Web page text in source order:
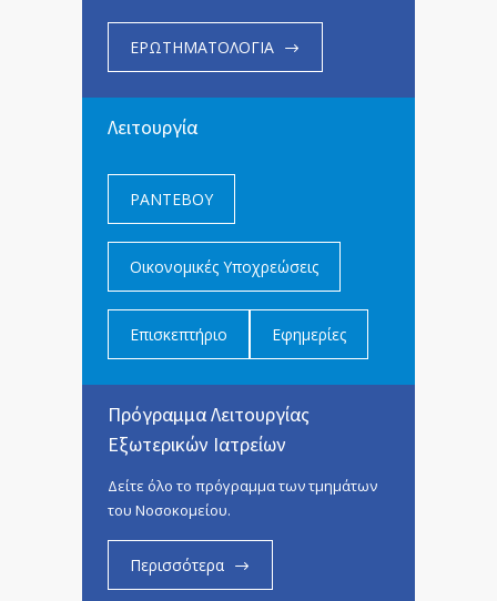
ΕΡΩΤΗΜΑΤΟΛΟΓΙΑ
Λειτουργία
ΡΑΝΤΕΒΟΥ
Οικονομικές Υποχρεώσεις
Επισκεπτήριο Εφημερίες
Πρόγραμμα Λειτουργίας
Εξωτερικών Ιατρείων
Δείτε όλο το πρόγραμμα των τμημάτων
του Νοσοκομείου.
Περισσότερα